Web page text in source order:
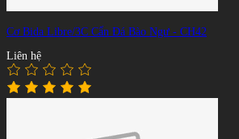
Cơ Bida Libre/3C Cẩn Đá Bào Ngư - CH42
Liên hệ